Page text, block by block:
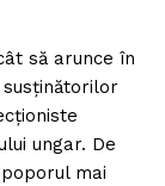
să arunce în
ungar. De
mai